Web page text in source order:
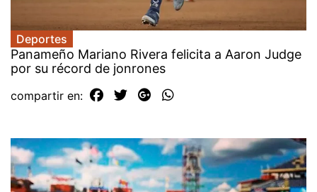
Deportes
Panameño Mariano Rivera felicita a Aaron Judge
por su récord de jonrones
compartir en: